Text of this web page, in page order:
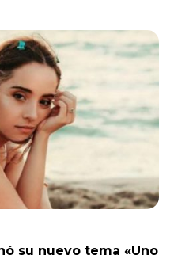
su nuevo tema «Uno